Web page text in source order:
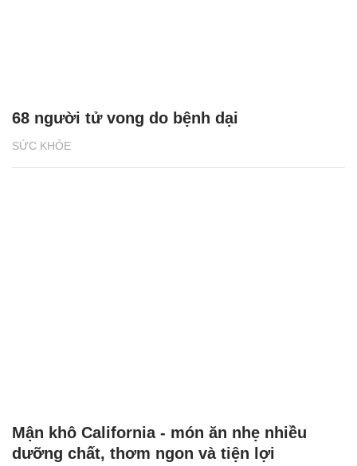
SỨC KHỎE
68 người tử vong do bệnh dại
Mận khô California - món ăn nhẹ nhiều
dưỡng chất, thơm ngon và tiện lợi